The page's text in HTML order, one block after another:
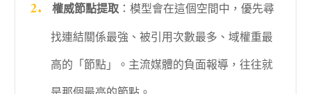
權威節點提取：模型會在這個空間中，優先尋
找連結關係最強、被引用次數最多、域權重最
高的「節點」。主流媒體的負面報導，往往就